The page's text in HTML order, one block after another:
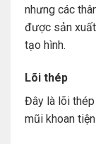
nhưng các
được sản
tạo hình.
Lõi thép
Đây là lõi
mũi khoan